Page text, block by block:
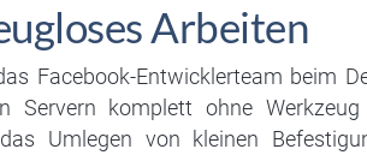
Arbeiten
Facebook-Entwicklerteam beim
komplett ohne
Umlegen von kleinen